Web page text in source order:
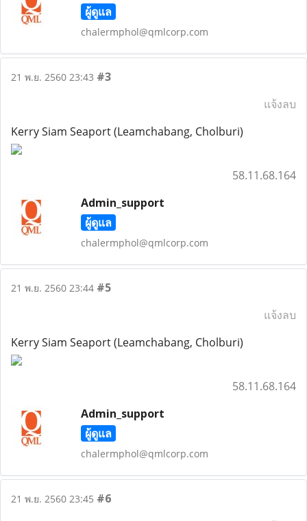
ผู้ดูแล
chalermphol@qmlcorp.com
21 พ.ย. 2560 23:43 #3
แจ้งลบ
Kerry Siam Seaport (Leamchabang, Cholburi)
58.11.68.164
Admin_support
ผู้ดูแล
chalermphol@qmlcorp.com
21 พ.ย. 2560 23:44 #5
แจ้งลบ
Kerry Siam Seaport (Leamchabang, Cholburi)
58.11.68.164
Admin_support
ผู้ดูแล
chalermphol@qmlcorp.com
21 พ.ย. 2560 23:45 #6